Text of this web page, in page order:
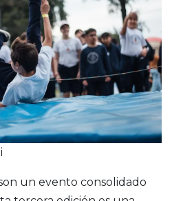
un evento consolidado